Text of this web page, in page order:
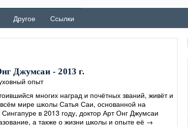
Другое Ссылки
Джумсаи - 2013 г.
опыт
многих наград и почётных званий, живёт и
мире школы Сатья Саи, основанной на
в 2013 году, доктор Арт Онг Джумсаи
а также о жизни школы и опыте её →